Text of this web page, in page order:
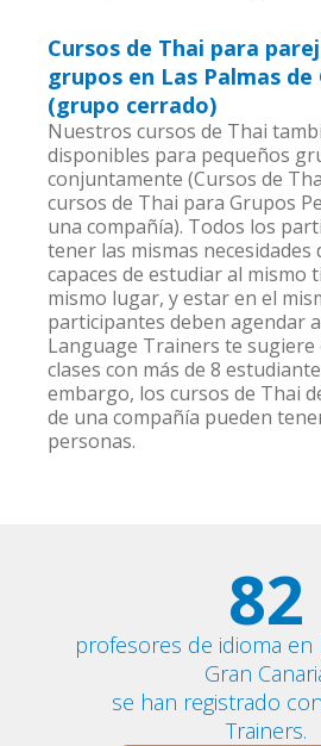
Cursos de Thai para
grupos en Las Palmas de
(grupo cerrado)
Nuestros cursos de Thai
disponibles para pequeños
conjuntamente (Cursos de
cursos de Thai para Grupos
una compañía). Todos los
tener las mismas necesidades
capaces de estudiar al mismo
mismo lugar, y estar en el
participantes deben agendar
Language Trainers te sugiere
clases con más de 8
embargo, los cursos de Thai
de una compañía pueden
personas.
82
profesores de idioma en
Gran
se han registrado
Trainers.